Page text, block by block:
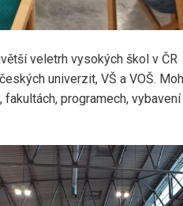
veletrh vysokých škol v ČR
univerzit, VŠ a VOŠ.
programech, vybavení